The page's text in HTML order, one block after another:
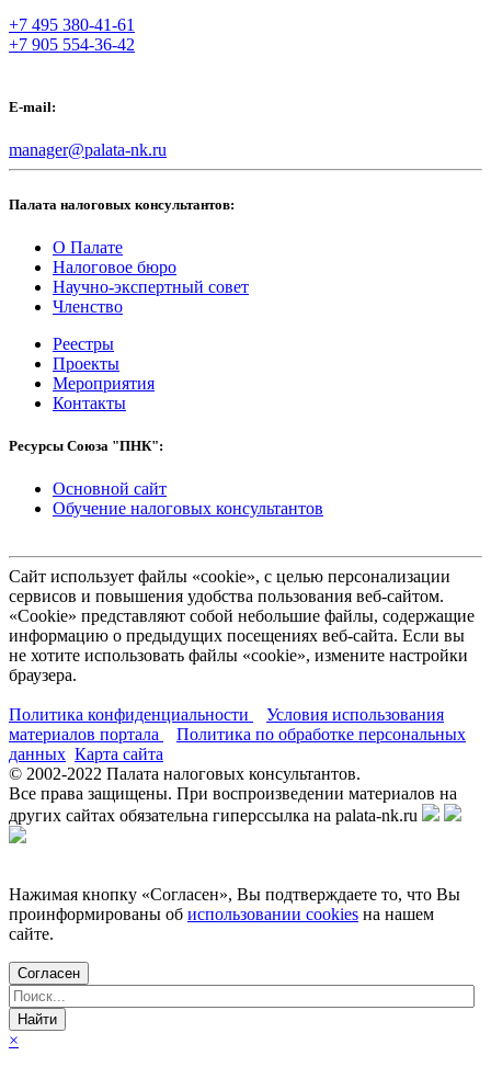
+7 495 380-41-61
+7 905 554-36-42
E-mail:
manager@palata-nk.ru
Палата налоговых консультантов:
О Палате
Налоговое бюро
Научно-экспертный совет
Членство
Реестры
Проекты
Мероприятия
Контакты
Ресурсы Союза "ПНК":
Основной сайт
Обучение налоговых консультантов
Сайт использует файлы «cookie», с целью персонализации
сервисов и повышения удобства пользования веб-сайтом.
«Cookie» представляют собой небольшие файлы, содержащие
информацию о предыдущих посещениях веб-сайта. Если вы
не хотите использовать файлы «cookie», измените настройки
браузера.
Политика конфиденциальности
Условия использования
материалов портала
Политика по обработке персональных
данных Карта сайта
© 2002-2022 Палата налоговых консультантов.
Все права защищены. При воспроизведении материалов на
других сайтах обязательна гиперссылка на palata-nk.ru
Нажимая кнопку «Согласен», Вы подтверждаете то, что Вы
проинформированы об использовании cookies на нашем
сайте.
Согласен
×